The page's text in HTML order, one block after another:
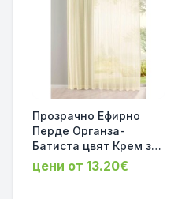
Прозрачно Ефирно
Перде Органза-
Батиста цвят Крем за
Релса и Тръбен
Корниз 245х140 и
цени от 13.20€